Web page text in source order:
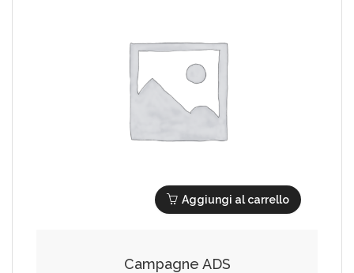
Aggiungi al carrello
Campagne ADS